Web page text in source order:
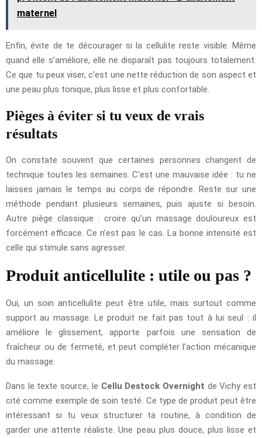
maternel
Enfin, évite de te décourager si la cellulite reste visible. Même
quand elle s’améliore, elle ne disparaît pas toujours totalement.
Ce que tu peux viser, c’est une nette réduction de son aspect et
une peau plus tonique, plus lisse et plus confortable.
Pièges à éviter si tu veux de vrais
résultats
On constate souvent que certaines personnes changent de
technique toutes les semaines. C’est une mauvaise idée : tu ne
laisses jamais le temps au corps de répondre. Reste sur une
méthode pendant plusieurs semaines, puis ajuste si besoin.
Autre piège classique : croire qu’un massage douloureux est
forcément efficace. Ce n’est pas le cas. La bonne intensité est
celle qui stimule sans agresser.
Produit anticellulite : utile ou pas ?
Oui, un soin anticellulite peut être utile, mais surtout comme
support au massage. Le produit ne fait pas tout à lui seul : il
améliore le glissement, apporte parfois une sensation de
fraîcheur ou de fermeté, et peut compléter l’action mécanique
du massage.
Dans le texte source, le Cellu Destock Overnight de Vichy est
cité comme exemple de soin testé. Ce type de produit peut être
intéressant si tu veux structurer ta routine, à condition de
garder une attente réaliste. Une peau plus douce, plus lisse et